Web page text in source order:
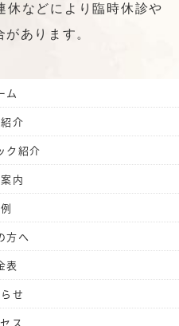
などにより臨時休診や
あります。
ム
介
ク紹介
内
方へ
表
せ
ス